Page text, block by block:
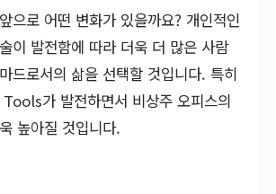
으로 어떤 변화가 있을까요? 개인적인
이 발전함에 따라 더욱 더 많은 사람
드로서의 삶을 선택할 것입니다. 특히
가 발전하면서 비상주 오피스의
높아질 것입니다.